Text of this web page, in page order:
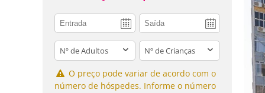
adults children
O preço pode variar de acordo com o
número de hóspedes. Informe o número